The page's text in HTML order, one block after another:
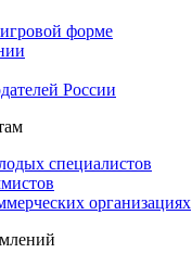
форме
России
специалистов
организациях